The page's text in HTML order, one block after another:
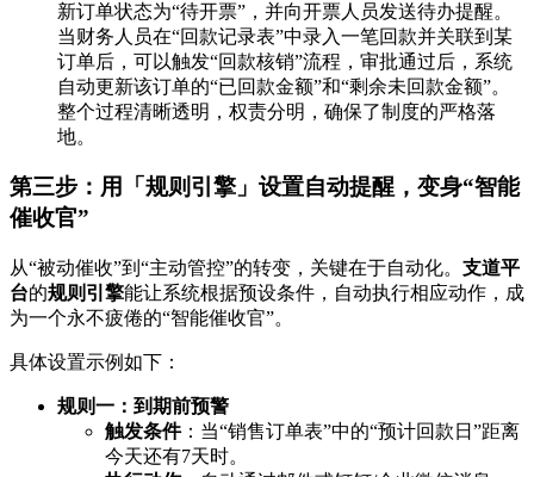
新订单状态为“待开票”，并向开票人员发送待办提醒。
当财务人员在“回款记录表”中录入一笔回款并关联到某
订单后，可以触发“回款核销”流程，审批通过后，系统
自动更新该订单的“已回款金额”和“剩余未回款金额”。
整个过程清晰透明，权责分明，确保了制度的严格落
地。
第三步：用「规则引擎」设置自动提醒，变身“智能
催收官”
从“被动催收”到“主动管控”的转变，关键在于自动化。 支道平
台的规则引擎能让系统根据预设条件，自动执行相应动作，成
为一个永不疲倦的“智能催收官”。
具体设置示例如下：
规则一：到期前预警
触发条件：当“销售订单表”中的“预计回款日”距离
今天还有7天时。